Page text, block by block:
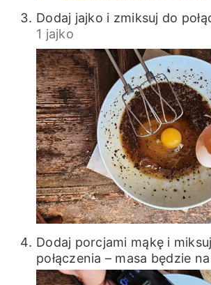
Dodaj jajko i zmiksuj do
1 jajko
Dodaj porcjami mąkę i
połączenia – masa będzie